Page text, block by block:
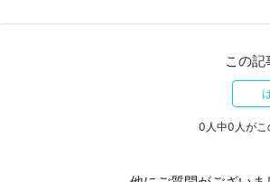
この記
0人中0人がこ